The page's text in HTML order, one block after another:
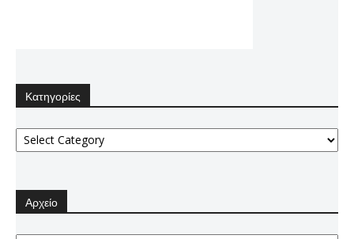
Κατηγορίες
Κατηγορίες
Αρχείο
Αρχείο